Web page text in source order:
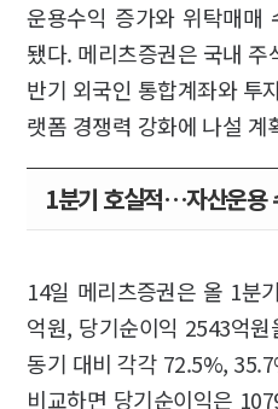
운용수익 증가와 위탁매매
됐다. 메리츠증권은 국내
반기 외국인 통합계좌와 투
랫폼 경쟁력 강화에 나설 계
1분기 호실적…자산운
14일 메리츠증권은 올 1분
억원, 당기순이익 2543억
동기 대비 각각 72.5%,
비교하면 당기순이익은